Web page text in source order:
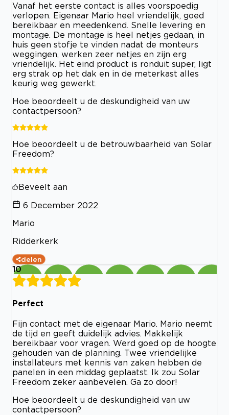
Vanaf het eerste contact is alles voorspoedig
verlopen. Eigenaar Mario heel vriendelijk, goed
bereikbaar en meedenkend. Snelle levering en
montage. De montage is heel netjes gedaan, in
huis geen stofje te vinden nadat de monteurs
weggingen, werken zeer netjes en zijn erg
vriendelijk. Het eind product is ronduit super, ligt
erg strak op het dak en in de meterkast alles
keurig weg gewerkt.
Hoe beoordeelt u de deskundigheid van uw
contactpersoon?
Hoe beoordeelt u de betrouwbaarheid van Solar
Freedom?
Beveelt aan
6 December 2022
Mario
Ridderkerk
delen
10
Perfect
Fijn contact met de eigenaar Mario. Mario neemt
de tijd en geeft duidelijk advies. Makkelijk
bereikbaar voor vragen. Werd goed op de hoogte
gehouden van de planning. Twee vriendelijke
installateurs met kennis van zaken hebben de
panelen in een middag geplaatst. Ik zou Solar
Freedom zeker aanbevelen. Ga zo door!
Hoe beoordeelt u de deskundigheid van uw
contactpersoon?